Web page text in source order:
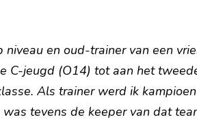
en oud-trainer van een
C-jeugd (O14) tot aan het
Als trainer werd ik
tevens de keeper van dat